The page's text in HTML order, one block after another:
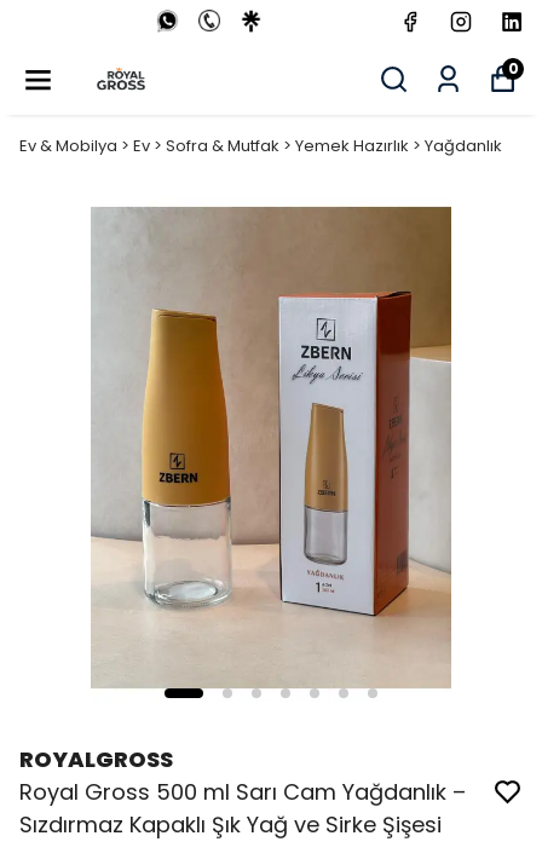
0
Ev & Mobilya > Ev > Sofra & Mutfak > Yemek Hazırlık > Yağdanlık
ROYALGROSS
Royal Gross 500 ml Sarı Cam Yağdanlık –
Sızdırmaz Kapaklı Şık Yağ ve Sirke Şişesi